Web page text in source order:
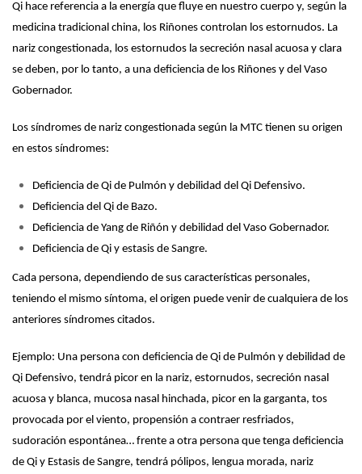
Qi hace referencia a la energía que fluye en nuestro cuerpo y, según la
medicina tradicional china, los Riñones controlan los estornudos. La
nariz congestionada, los estornudos la secreción nasal acuosa y clara
se deben, por lo tanto, a una deficiencia de los Riñones y del Vaso
Gobernador.
Los síndromes de nariz congestionada según la MTC tienen su origen
en estos síndromes:
Deficiencia de Qi de Pulmón y debilidad del Qi Defensivo.
Deficiencia del Qi de Bazo.
Deficiencia de Yang de Riñón y debilidad del Vaso Gobernador.
Deficiencia de Qi y estasis de Sangre.
Cada persona, dependiendo de sus características personales,
teniendo el mismo síntoma, el origen puede venir de cualquiera de los
anteriores síndromes citados.
Ejemplo: Una persona con deficiencia de Qi de Pulmón y debilidad de
Qi Defensivo, tendrá picor en la nariz, estornudos, secreción nasal
acuosa y blanca, mucosa nasal hinchada, picor en la garganta, tos
provocada por el viento, propensión a contraer resfriados,
sudoración espontánea… frente a otra persona que tenga deficiencia
de Qi y Estasis de Sangre, tendrá pólipos, lengua morada, nariz